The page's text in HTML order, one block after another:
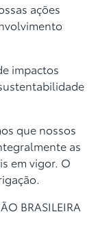
ações
impactos
que nossos
as
em vigor. O
BRASILEIRA